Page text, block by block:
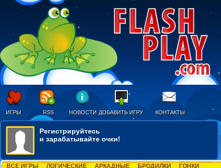
ИГРЫ RSS НОВОСТИ ДОБАВИТЬ ИГРУ КОНТАКТЫ
Регистрируйтесь
и зарабатывайте очки!
ВСЕ ИГРЫ ЛОГИЧЕСКИЕ АРКАДНЫЕ БРОДИЛКИ
ГОНКИ